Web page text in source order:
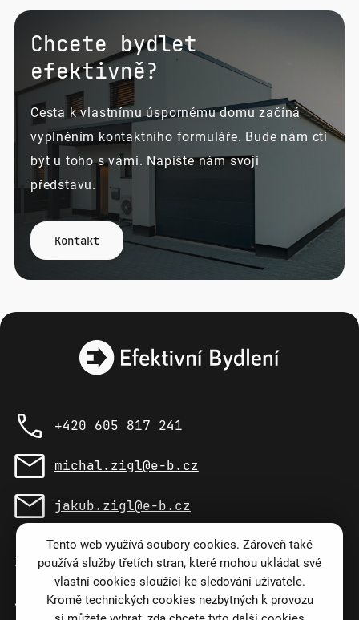
Chcete bydlet
efektivně?
Cesta k vlastnímu úspornému domu začíná
vyplněním kontaktního formuláře. Bude nám ctí
být u toho s vámi. Napište nám svoji
představu.
Kontakt
Tento web využívá soubory cookies. Zároveň také
používá služby třetích stran, které mohou ukládat své
vlastní cookies sloužící ke sledování uživatele.
Kromě technických cookies nezbytných k provozu
Kontaktní údaje
Telefon:
+420 605 817 241
Email:
michal.zigl@e-b.cz
Email:
jakub.zigl@e-b.cz
Adresa
Žižkova 2609/102
Jihlava